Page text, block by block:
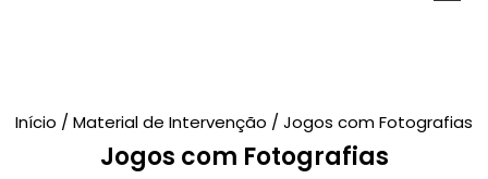
Novidades
Brinquedos
Início / Material de Intervenção / Jogos com Fotografias
Jogos com Fotografias